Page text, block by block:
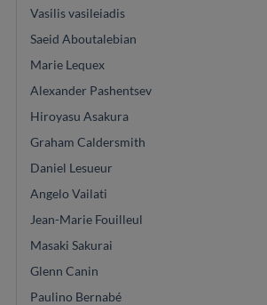
Vasilis vasileiadis
Saeid Aboutalebian
Marie Lequex
Alexander Pashentsev
Hiroyasu Asakura
Graham Caldersmith
Daniel Lesueur
Angelo Vailati
Jean-Marie Fouilleul
Masaki Sakurai
Glenn Canin
Paulino Bernabé